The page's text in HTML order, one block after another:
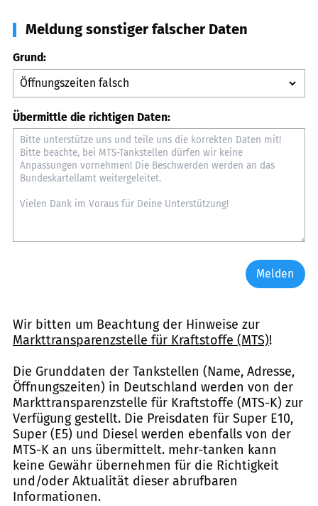
Meldung sonstiger falscher Daten
Grund:
Übermittle die richtigen Daten:
Melden
Wir bitten um Beachtung der Hinweise zur
Markttransparenzstelle für Kraftstoffe (MTS)!
Die Grunddaten der Tankstellen (Name, Adresse,
Öffnungszeiten) in Deutschland werden von der
Markttransparenzstelle für Kraftstoffe (MTS-K) zur
Verfügung gestellt. Die Preisdaten für Super E10,
Super (E5) und Diesel werden ebenfalls von der
MTS-K an uns übermittelt. mehr-tanken kann
keine Gewähr übernehmen für die Richtigkeit
und/oder Aktualität dieser abrufbaren
Informationen.